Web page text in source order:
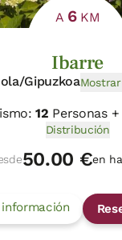
A 6KM
Ibarre
Gipuzkoa
12 Personas +
Distribución
50.00 €en
información